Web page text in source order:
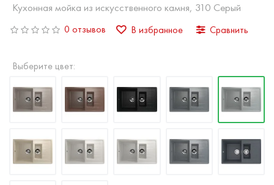
Кухонная мойка из искусственного камня, 310 Серый
0 отзывов В избранное Сравнить
Выберите цвет: